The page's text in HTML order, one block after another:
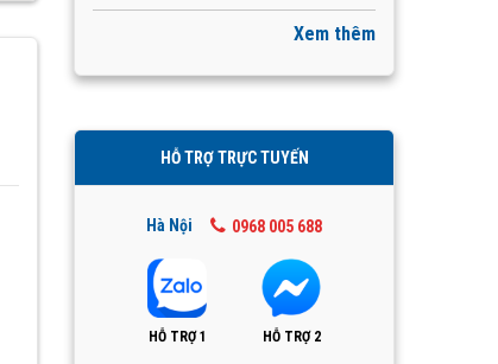
Xem thêm
HỖ TRỢ TRỰC TUYẾN
Hà Nội 0968 005 688
HỖ TRỢ 1 HỖ TRỢ 2